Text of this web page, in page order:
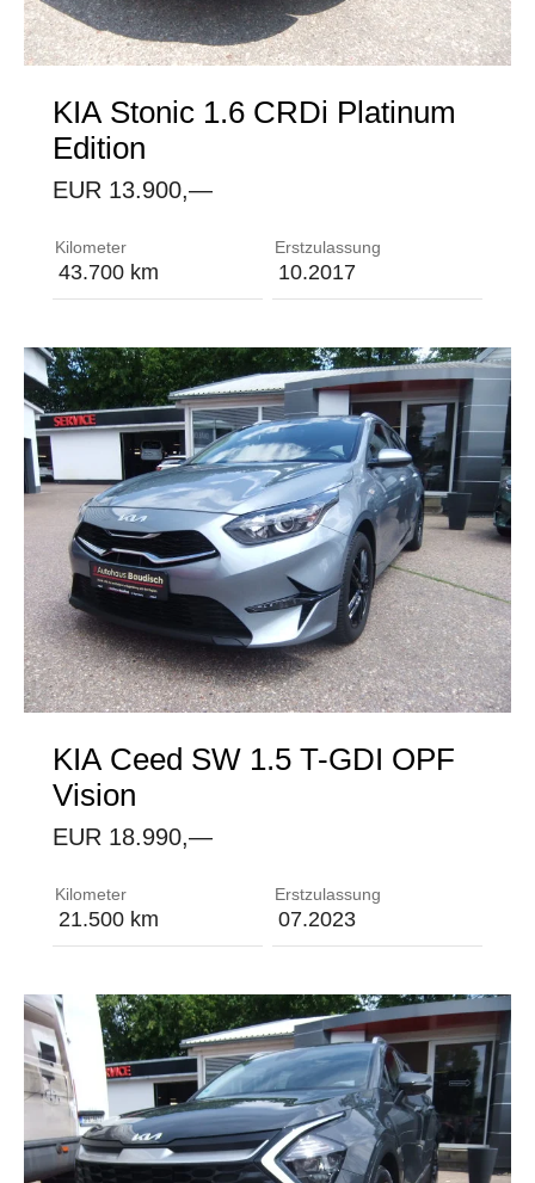
KIA Stonic 1.6 CRDi Platinum
Edition
EUR 13.900,—
Kilometer
43.700 km
Erstzulassung
10.2017
KIA Ceed SW 1.5 T-GDI OPF
Vision
EUR 18.990,—
Kilometer
21.500 km
Erstzulassung
07.2023